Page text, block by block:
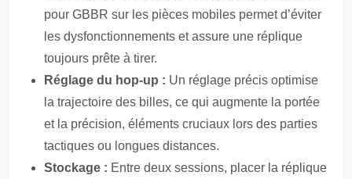
pour GBBR sur les pièces mobiles permet d’éviter
les dysfonctionnements et assure une réplique
toujours prête à tirer.
Réglage du hop-up : Un réglage précis optimise
la trajectoire des billes, ce qui augmente la portée
et la précision, éléments cruciaux lors des parties
tactiques ou longues distances.
Stockage : Entre deux sessions, placer la réplique